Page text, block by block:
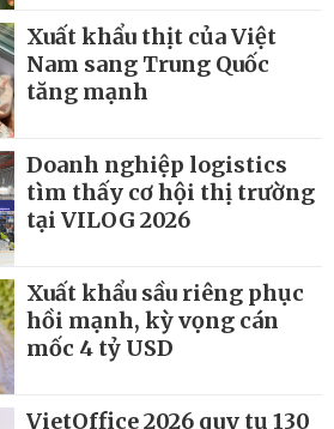
Xuất khẩu thịt của Việt
Nam sang Trung Quốc
tăng mạnh
Doanh nghiệp logistics
tìm thấy cơ hội thị trường
tại VILOG 2026
Xuất khẩu sầu riêng phục
hồi mạnh, kỳ vọng cán
mốc 4 tỷ USD
VietOffice 2026 quy tụ 130